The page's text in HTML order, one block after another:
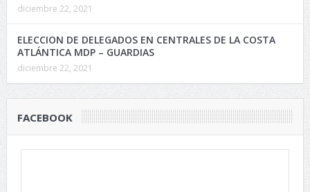
diciembre 22, 2021
ELECCION DE DELEGADOS EN CENTRALES DE LA COSTA
ATLÁNTICA MDP – GUARDIAS
diciembre 22, 2021
FACEBOOK